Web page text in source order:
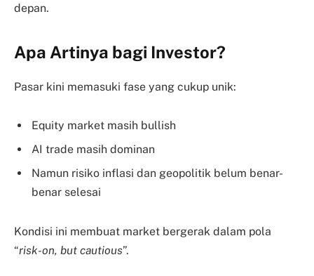
depan.
Apa Artinya bagi Investor?
Pasar kini memasuki fase yang cukup unik:
Equity market masih bullish
AI trade masih dominan
Namun risiko inflasi dan geopolitik belum benar-
benar selesai
Kondisi ini membuat market bergerak dalam pola
“risk-on, but cautious”.